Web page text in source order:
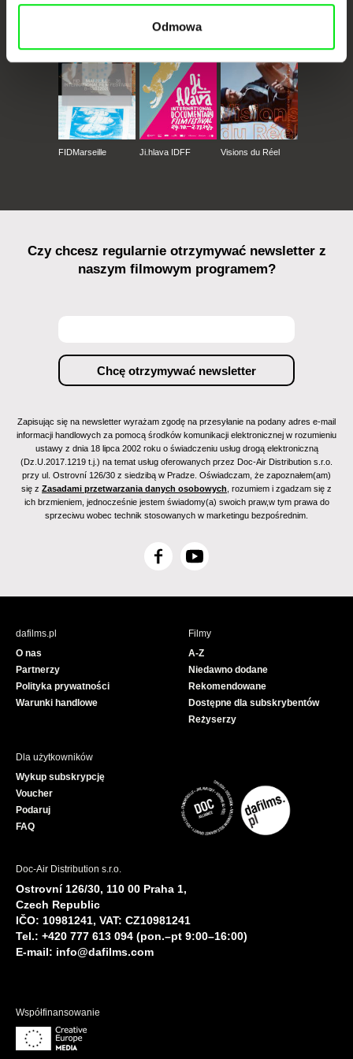
Odmowa
CPH:DOX Doclisboa
Millennium Docs
DOK Leipzig
FIDMarseille Ji.hlava IDFF Visions du Réel
Czy chcesz regularnie otrzymywać newsletter z
naszym filmowym programem?
Zapisując się na newsletter wyrażam zgodę na przesyłanie na podany adres e-mail
informacji handlowych za pomocą środków komunikacji elektronicznej w rozumieniu
ustawy z dnia 18 lipca 2002 roku o świadczeniu usług drogą elektroniczną
(Dz.U.2017.1219 t.j.) na temat usług oferowanych przez Doc-Air Distribution s.r.o.
przy ul. Ostrovní 126/30 z siedzibą w Pradze. Oświadczam, że zapoznałem(am)
się z Zasadami przetwarzania danych osobowych , rozumiem i zgadzam się z
ich brzmieniem, jednocześnie jestem świadomy(a) swoich praw,w tym prawa do
sprzeciwu wobec technik stosowanych w marketingu bezpośrednim.
F
c
Y
u
e
dafilms.pl
O nas
Partnerzy
Polityka prywatności
Warunki handlowe
Filmy
A-Z
Niedawno dodane
Rekomendowane
Dostępne dla subskrybentów
Reżyserzy
Dla użytkowników
Wykup subskrypcję
Voucher
Podaruj
FAQ
Doc-Air Distribution s.r.o.
Ostrovní 126/30, 110 00 Praha 1,
Czech Republic
IČO: 10981241, VAT: CZ10981241
Tel.: +420 777 613 094 (pon.–pt 9:00–16:00)
E-mail: info@dafilms.com
Współfinansowanie